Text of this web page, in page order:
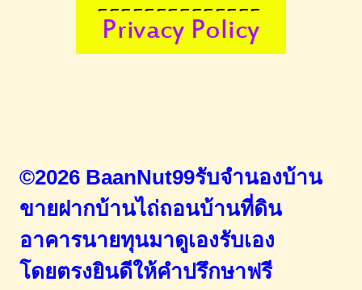
©2026 BaanNut99รับจำนองบ้าน
ขายฝากบ้านไถ่ถอนบ้านที่ดิน
อาคารนายทุนมาดูเองรับเอง
โดยตรงยินดีให้คำปรึกษาฟรี